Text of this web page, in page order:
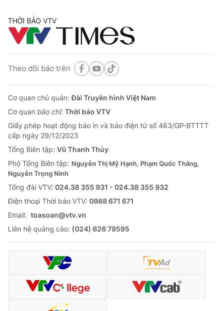
THỜI BÁO VTV
Theo dõi báo trên
Cơ quan chủ quản:Đài Truyền hình Việt Nam
Cơ quan báo chí: Thời báo VTV
Giấy phép hoạt động báo in và báo điện tử số 483/GP-BTTTT
cấp ngày 29/12/2023
Tổng Biên tập: Vũ Thanh Thủy
Phó Tổng Biên tập: Nguyễn Thị Mỹ Hạnh, Phạm Quốc Thắng,
Nguyễn Trọng Ninh
Tổng đài VTV: 024.38 355 931 - 024.38 355 932
Ðiện thoại Thời báo VTV: 0988 671 671
Email: toasoan@vtv.vn
Liên hệ quảng cáo: (024) 626 79595